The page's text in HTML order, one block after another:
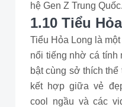
hệ Gen Z Trung Quốc.
1.10 Tiểu
Tiểu Hỏa Long là
nổi tiếng nhờ cá tính
bật cùng sở thích
kết hợp giữa vẻ
cool ngầu và các